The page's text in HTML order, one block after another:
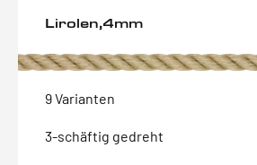
Lirolen,4mm
9 Varianten
3-schäftig gedreht